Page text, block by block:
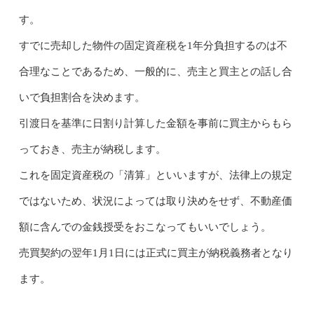
す。
すでに売却した物件の固定資産税を1年分負担するのは不
合理なことであるため、一般的に、売主と買主との話し合
いで負担割合を決めます。
引渡日を基準に日割り計算した金額を事前に買主からもら
っておき、売主が納税します。
これを固定資産税の「清算」といいますが、法律上の規定
ではないため、状況によっては取り決めをせず、不動産価
額に含んでの金銭授受をおこなってもいいでしょう。
売買契約の翌年1月1日には正式に買主が納税義務者となり
ます。